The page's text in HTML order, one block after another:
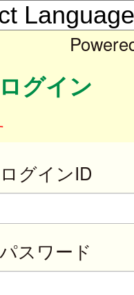
ログイン
ログインID
パスワード